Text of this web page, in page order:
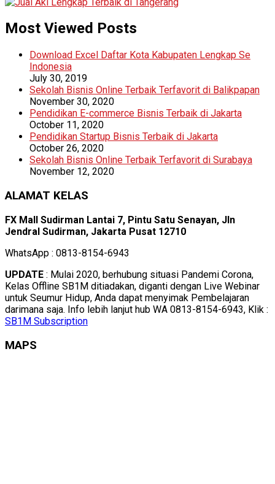
Most Viewed Posts
Download Excel Daftar Kota Kabupaten Lengkap Se
Indonesia
July 30, 2019
Sekolah Bisnis Online Terbaik Terfavorit di Balikpapan
November 30, 2020
Pendidikan E-commerce Bisnis Terbaik di Jakarta
October 11, 2020
Pendidikan Startup Bisnis Terbaik di Jakarta
October 26, 2020
Sekolah Bisnis Online Terbaik Terfavorit di Surabaya
November 12, 2020
ALAMAT KELAS
FX Mall Sudirman Lantai 7, Pintu Satu Senayan, Jln
Jendral Sudirman, Jakarta Pusat 12710
WhatsApp : 0813-8154-6943
UPDATE : Mulai 2020, berhubung situasi Pandemi Corona,
Kelas Offline SB1M ditiadakan, diganti dengan Live Webinar
untuk Seumur Hidup, Anda dapat menyimak Pembelajaran
darimana saja. Info lebih lanjut hub WA 0813-8154-6943, Klik :
SB1M Subscription
MAPS